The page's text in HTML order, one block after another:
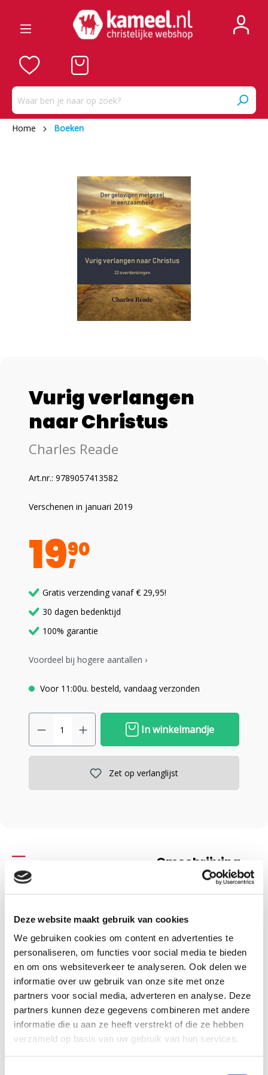
Deze website maakt gebruik van cookies
We gebruiken cookies om content en advertenties te
personaliseren, om functies voor social media te bieden
en om ons websiteverkeer te analyseren. Ook delen we
informatie over uw gebruik van onze site met onze
partners voor social media, adverteren en analyse. Deze
partners kunnen deze gegevens combineren met andere
informatie die u aan ze heeft verstrekt of die ze hebben
verzameld op basis van uw gebruik van hun services.
Home Boeken
Vurig verlangen
naar Christus
Charles Reade
Art.nr.: 9789057413582
Verschenen in januari 2019
1990
Gratis verzending vanaf € 29,95!
30 dagen bedenktijd
100% garantie
Voordeel bij hogere aantallen ›
Voor 11:00u. besteld, vandaag verzonden
In winkelmandje
Zet op verlanglijst
Omschrijving
Omschrijving
Vurig verlangen naar
Christus
Charles Reade